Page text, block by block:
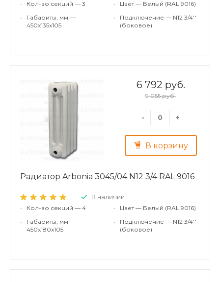
•
Кол-во секций — 3
•
Габариты, мм —
450x135x105
•
Цвет — Белый (RAL 9016)
•
Подключение — N12 3/4''
(боковое)
6 792 руб.
9 055 руб.
- +
В корзину
Радиатор Arbonia 3045/04 N12 3/4 RAL 9016
В наличии
•
Кол-во секций — 4
•
Габариты, мм —
450x180x105
•
Цвет — Белый (RAL 9016)
•
Подключение — N12 3/4''
(боковое)